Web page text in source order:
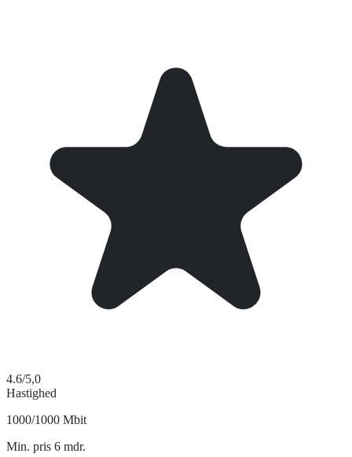
4.6/5,0
Hastighed
1000/1000 Mbit
Min. pris 6 mdr.